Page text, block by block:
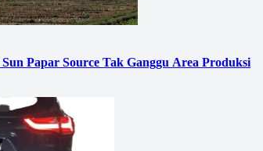
Papar Source Tak Ganggu Area Produksi